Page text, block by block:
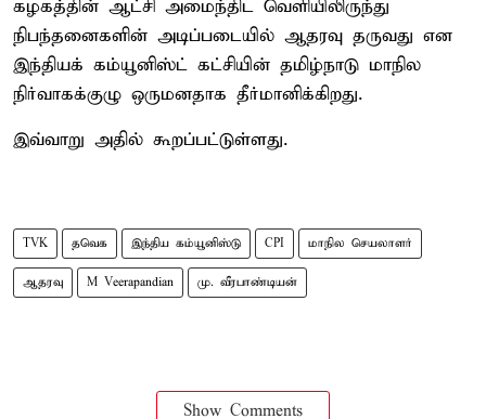
கழகத்தின் ஆட்சி அமைந்திட வெளியிலிருந்து
நிபந்தனைகளின் அடிப்படையில் ஆதரவு தருவது என
இந்தியக் கம்யூனிஸ்ட் கட்சியின் தமிழ்நாடு மாநில
நிர்வாகக்குழு ஒருமனதாக தீர்மானிக்கிறது.
இவ்வாறு அதில் கூறப்பட்டுள்ளது.
TVK தவெக இந்திய கம்யூனிஸ்டு CPI மாநில செயலாளர்
ஆதரவு M Veerapandian மு. வீரபாண்டியன்
Show Comments